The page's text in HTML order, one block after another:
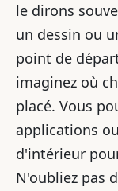
le dirons
un dessin ou
point de
imaginez où
placé. Vous
applications
d'intérieur
N'oubliez pas